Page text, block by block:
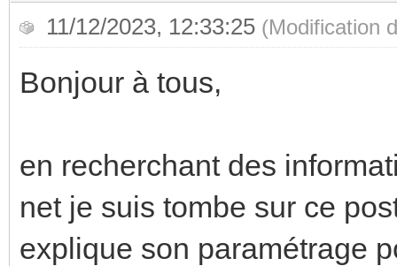
11/12/2023, 12:33:25 (Modification
Bonjour à tous,
en recherchant des
net je suis tombe sur ce
explique son paramétrage